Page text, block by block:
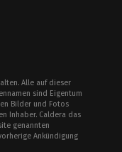
Alle auf dieser
sind Eigentum
Bilder und Fotos
Inhaber. Caldera das
genannten
Ankündigung